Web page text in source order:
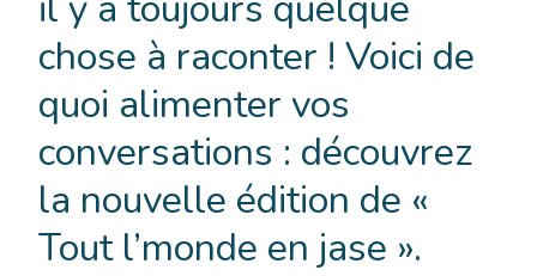
chose à raconter ! Voici de
quoi alimenter vos
conversations : découvrez
la nouvelle édition de «
Tout l’monde en jase ».